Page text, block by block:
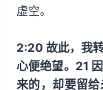
虚空。
2:20 故此，我
心便绝望。21
来的，却要留给